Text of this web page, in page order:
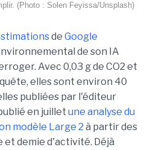
(Photo : Solen Feyissa/Unsplash)
de Google
de son IA
Avec 0,03 g de CO2 et
elles sont environ 40
publiées par l'éditeur
en juillet une analyse du
modèle Large 2 à partir des
et demie d'activité. Déjà